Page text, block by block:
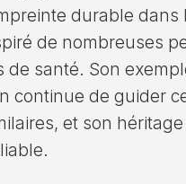
durable
de nombreuses
de santé. Son
continue de guider
et son